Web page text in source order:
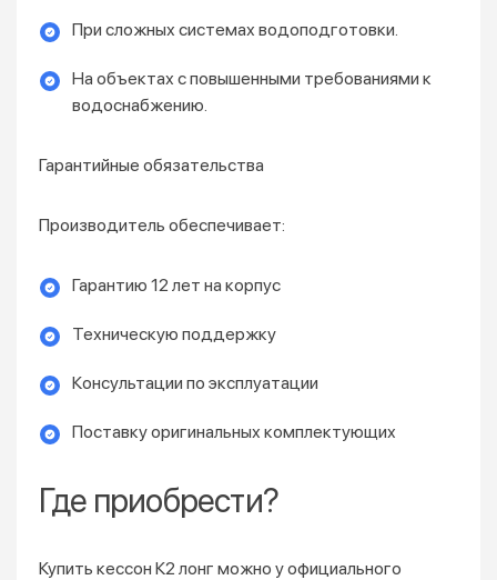
При сложных системах водоподготовки.
На объектах с повышенными требованиями к
водоснабжению.
Гарантийные обязательства
Производитель обеспечивает:
Гарантию 12 лет на корпус
Техническую поддержку
Консультации по эксплуатации
Поставку оригинальных комплектующих
Где приобрести?
Купить кессон К2 лонг можно у официального